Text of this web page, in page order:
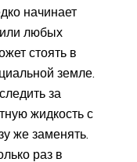
начинает
или любых
стоять в
земле.
за
жидкость с
же заменять.
раз в